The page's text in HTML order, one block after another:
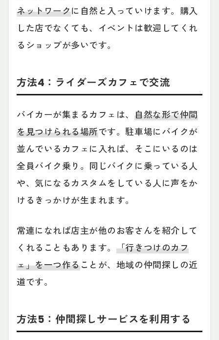
ネットワークに自然と入っていけます。購入
した店でなくても、イベントは歓迎してくれ
るショップが多いです。
方法4：ライダーズカフェで交流
バイカーが集まるカフェは、自然な形で仲間
を見つけられる場所です。駐車場にバイクが
並んでいるカフェに入れば、そこにいるのは
全員バイク乗り。同じバイクに乗っている人
や、気になるカスタムをしている人に声をか
けるきっかけが生まれます。
常連になれば店主が他のお客さんを紹介して
くれることもあります。 「行きつけのカフ
ェ」を一つ作ることが、地域の仲間探しの近
道です。
方法5：仲間探しサービスを利用する